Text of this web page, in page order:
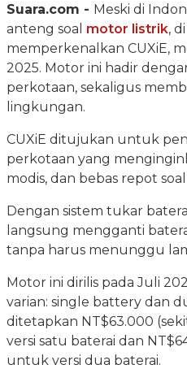
Suara.com - Meski di
anteng soal motor listrik,
memperkenalkan CUXiE,
2025. Motor ini hadir
perkotaan, sekaligus
lingkungan.
CUXiE ditujukan untuk
perkotaan yang
modis, dan bebas repot
Dengan sistem tukar
langsung mengganti
tanpa harus menunggu
Motor ini dirilis pada Juli
varian: single battery dan
ditetapkan NT$63.000
versi satu baterai dan
untuk versi dua baterai.